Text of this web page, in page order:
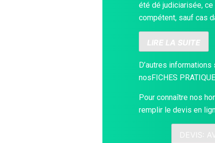
été dé judiciarisée,
compétent, sauf cas
LIRE LA SUITE
D’autres
nosFICHES
Pour connaître nos
remplir le devis en
DEVIS: